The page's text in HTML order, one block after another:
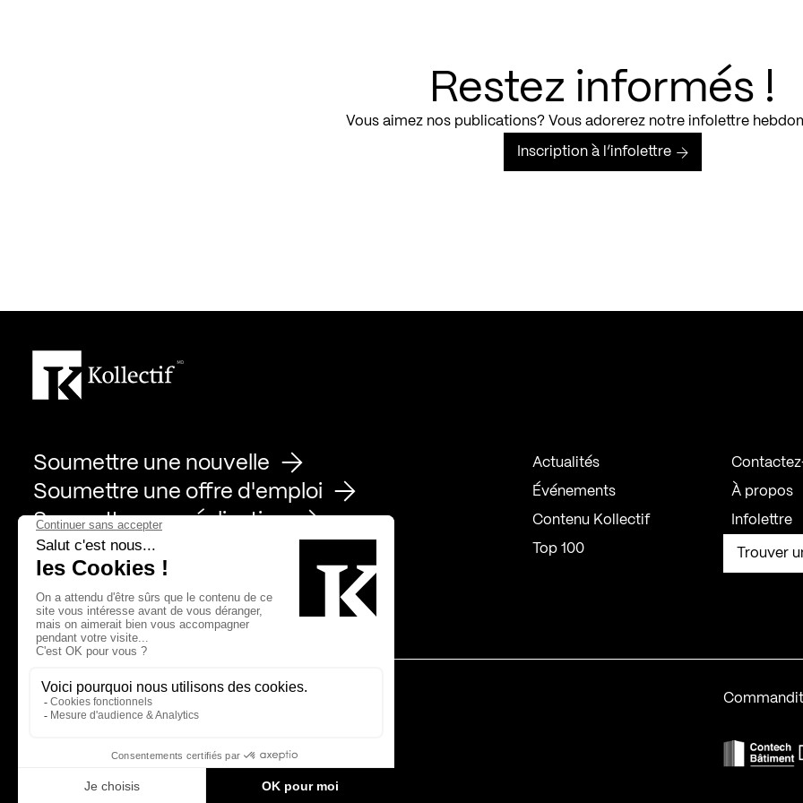
Restez informés !
Vous aimez nos publications? Vous adorerez notre infolettre
Inscription à l’infolettre
Soumettre une nouvelle
Soumettre une offre d'emploi
Soumettre une réalisation
Actualités
Événements
Contenu Kollectif
Top 100
À propos
Infolettre
Trouver
Page Facebook de Kollectif
Page Instagram de Kollectif
Page Linkedin de Kollectif
Partenaires
Bâtiment-Durable-Québec-1
Esquisses-1 MP-1